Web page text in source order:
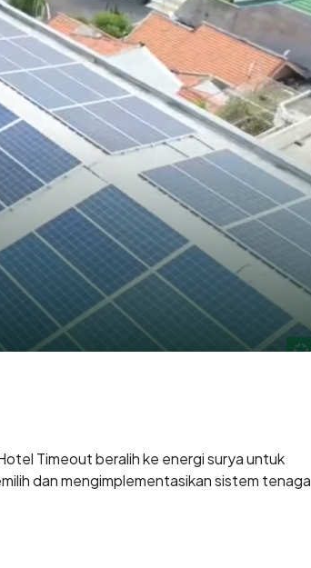
Timeout beralih ke energi surya untuk
dan mengimplementasikan sistem tenaga